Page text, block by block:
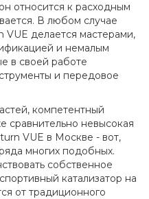
относится к расходным
В любом случае
VUE делается мастерами,
и немалым
в своей работе
и передовое
компетентный
сравнительно невысокая
VUE в Москве - вот,
многих подобных.
собственное
катализатор на
от традиционного